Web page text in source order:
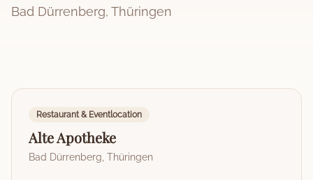
Bad Dürrenberg, Thüringen
Restaurant & Eventlocation
Alte Apotheke
Bad Dürrenberg Thüringen